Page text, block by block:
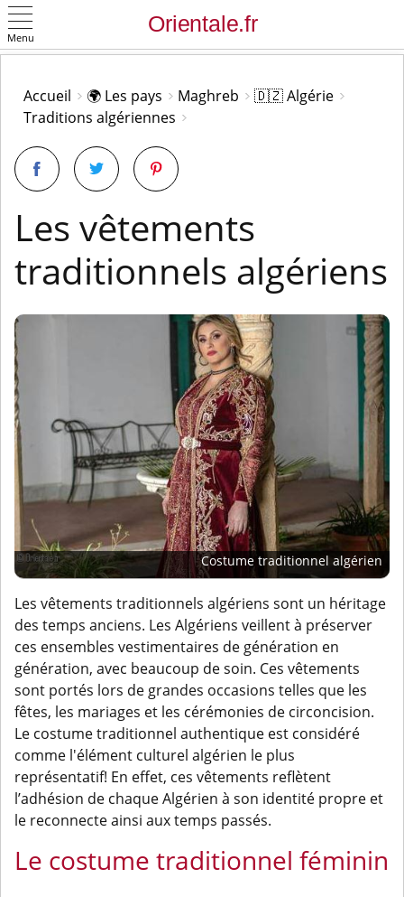
Menu
Accueil 🌍 Les pays Maghreb
🇩🇿 Algérie
Traditions algériennes
Les vêtements
traditionnels algériens
Costume traditionnel algérien
Les vêtements traditionnels algériens sont un héritage
des temps anciens. Les Algériens veillent à préserver
ces ensembles vestimentaires de génération en
génération, avec beaucoup de soin. Ces vêtements
sont portés lors de grandes occasions telles que les
fêtes, les mariages et les cérémonies de circoncision.
Le costume traditionnel authentique est considéré
comme l'élément culturel algérien le plus
représentatif! En effet, ces vêtements reflètent
l’adhésion de chaque Algérien à son identité propre et
le reconnecte ainsi aux temps passés.
Le costume traditionnel féminin